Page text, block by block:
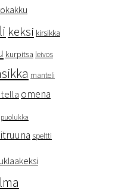
keksi kirsikka
kurpitsa leivos
manteli
omena
puolukka
speltti